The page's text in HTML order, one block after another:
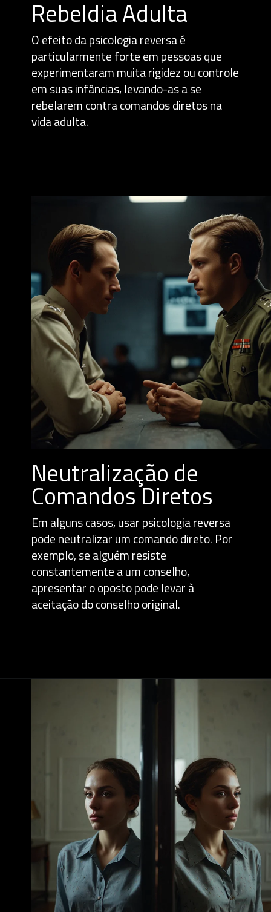
Rebeldia Adulta
O efeito da psicologia reversa é
particularmente forte em pessoas que
experimentaram muita rigidez ou controle
em suas infâncias, levando-as a se
rebelarem contra comandos diretos na
vida adulta.
Neutralização de
Comandos Diretos
Em alguns casos, usar psicologia reversa
pode neutralizar um comando direto. Por
exemplo, se alguém resiste
constantemente a um conselho,
apresentar o oposto pode levar à
aceitação do conselho original.